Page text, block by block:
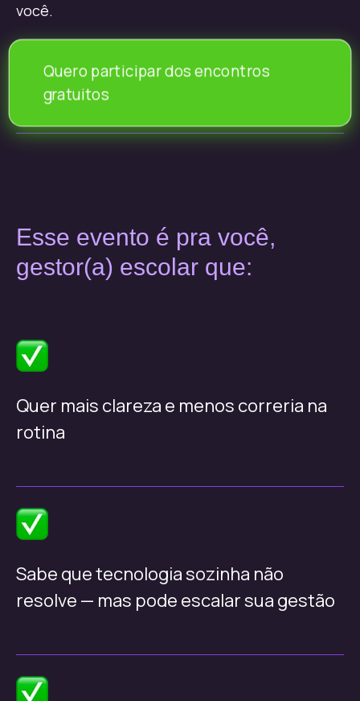
você.
Quero participar dos encontros
gratuitos
Esse evento é pra você,
gestor(a) escolar que:
Quer mais clareza e menos correria na
rotina
Sabe que tecnologia sozinha não
resolve — mas pode escalar sua gestão